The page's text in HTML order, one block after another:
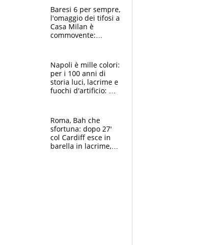
circondati
dall'affetto dei tifosi
Baresi 6 per sempre,
l'omaggio dei tifosi a
Casa Milan è
commovente:
bigliettini
Napoli è mille colori:
per i 100 anni di
storia luci, lacrime e
fuochi d'artificio: De
Roma, Bah che
sfortuna: dopo 27'
col Cardiff esce in
barella in lacrime,